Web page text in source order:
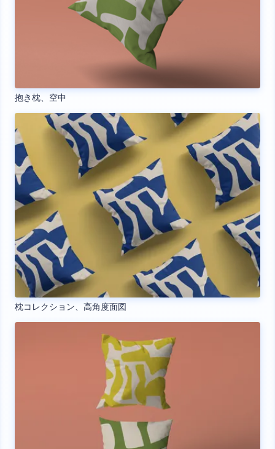
抱き枕、空中
枕コレクション、高角度面図